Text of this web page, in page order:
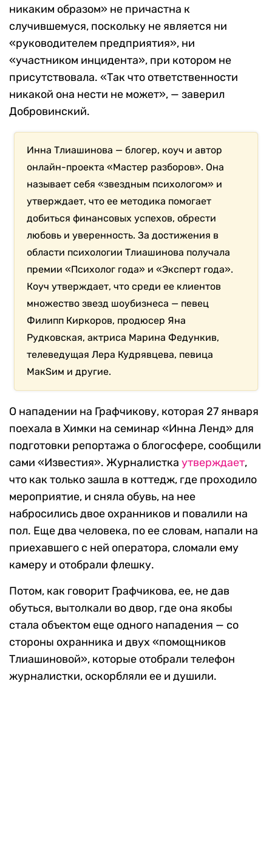
никаким образом» не причастна к
случившемуся, поскольку не является ни
«руководителем предприятия», ни
«участником инцидента», при котором не
присутствовала. «Так что ответственности
никакой она нести не может», — заверил
Добровинский.
Инна Тлиашинова — блогер, коуч и автор
онлайн-проекта «Мастер разборов». Она
называет себя «звездным психологом» и
утверждает, что ее методика помогает
добиться финансовых успехов, обрести
любовь и уверенность. За достижения в
области психологии Тлиашинова получала
премии «Психолог года» и «Эксперт года».
Коуч утверждает, что среди ее клиентов
множество звезд шоубизнеса — певец
Филипп Киркоров, продюсер Яна
Рудковская, актриса Марина Федункив,
телеведущая Лера Кудрявцева, певица
МакSим и другие.
О нападении на Графчикову, которая 27 января
поехала в Химки на семинар «Инна Ленд» для
подготовки репортажа о блогосфере, сообщили
сами «Известия». Журналистка утверждает,
что как только зашла в коттедж, где проходило
мероприятие, и сняла обувь, на нее
набросились двое охранников и повалили на
пол. Еще два человека, по ее словам, напали на
приехавшего с ней оператора, сломали ему
камеру и отобрали флешку.
Потом, как говорит Графчикова, ее, не дав
обуться, вытолкали во двор, где она якобы
стала объектом еще одного нападения — со
стороны охранника и двух «помощников
Тлиашиновой», которые отобрали телефон
журналистки, оскорбляли ее и душили.